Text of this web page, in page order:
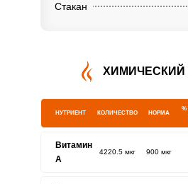
Стакан
ХИМИЧЕСКИЙ
НУТРИЕНТ КОЛИЧЕСТВО НОРМА
Витамин
A
4220.5 мкг 900 мкг